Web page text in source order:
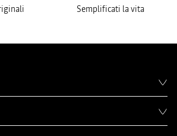
Semplificati la vita